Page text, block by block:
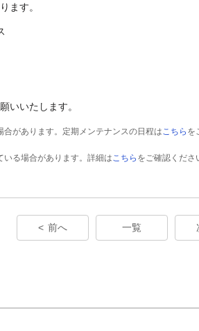
ます。
いいたします。
があります。定期メンテナンスの日程は こちら を
る場合があります。詳細は こちら をご確認くださ
前へ 一覧